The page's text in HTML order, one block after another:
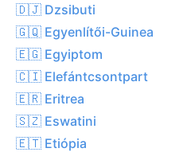
🇩🇯 Dzsibuti
🇬🇶 Egyenlítői-Guinea
🇪🇬 Egyiptom
🇨🇮 Elefántcsontpart
🇪🇷 Eritrea
🇸🇿 Eswatini
🇪🇹 Etiópia